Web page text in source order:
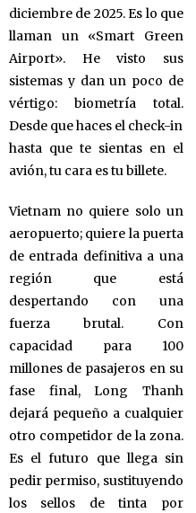
diciembre de 2025. Es lo que
llaman un «Smart Green
Airport». He visto sus
sistemas y dan un poco de
vértigo: biometría total.
Desde que haces el check-in
hasta que te sientas en el
avión, tu cara es tu billete.
Vietnam no quiere solo un
aeropuerto; quiere la puerta
de entrada definitiva a una
región que está
despertando con una
fuerza brutal. Con
capacidad para 100
millones de pasajeros en su
fase final, Long Thanh
dejará pequeño a cualquier
otro competidor de la zona.
Es el futuro que llega sin
pedir permiso, sustituyendo
los sellos de tinta por